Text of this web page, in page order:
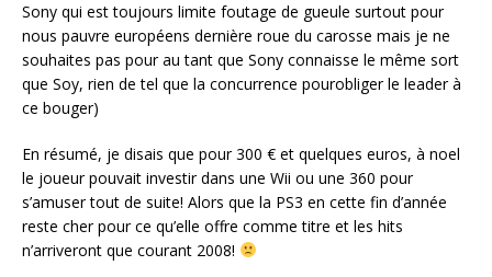
Sony qui est toujours limite foutage de gueule surtout pour
nous pauvre européens dernière roue du carosse mais je ne
souhaites pas pour au tant que Sony connaisse le même sort
que Soy, rien de tel que la concurrence pourobliger le leader à
ce bouger)
En résumé, je disais que pour 300 € et quelques euros, à noel
le joueur pouvait investir dans une Wii ou une 360 pour
s’amuser tout de suite! Alors que la PS3 en cette fin d’année
reste cher pour ce qu’elle offre comme titre et les hits
n’arriveront que courant 2008!